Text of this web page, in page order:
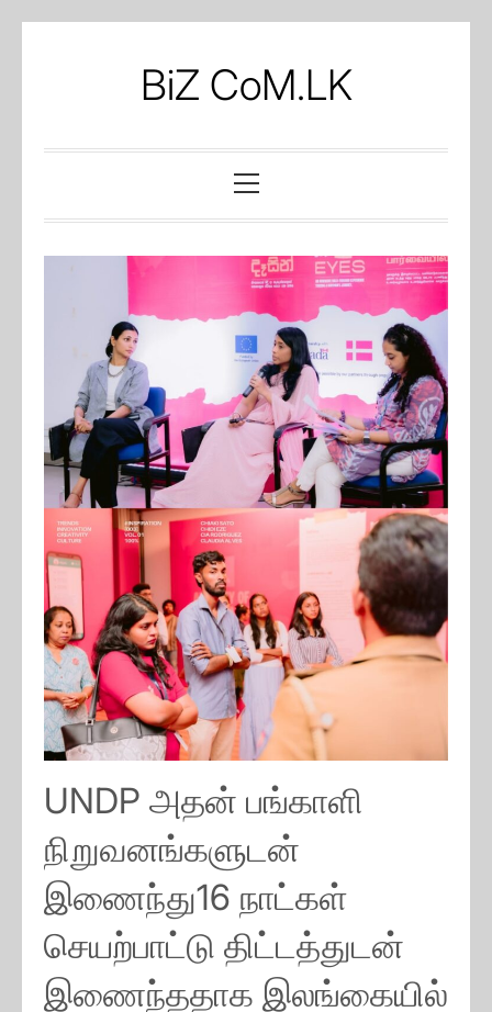
BiZ CoM.LK
Menu
UNDP அதன் பங்காளி
நிறுவனங்களுடன்
இணைந்து16 நாட்கள்
செயற்பாட்டு திட்டத்துடன்
இணைந்ததாக இலங்கையில்